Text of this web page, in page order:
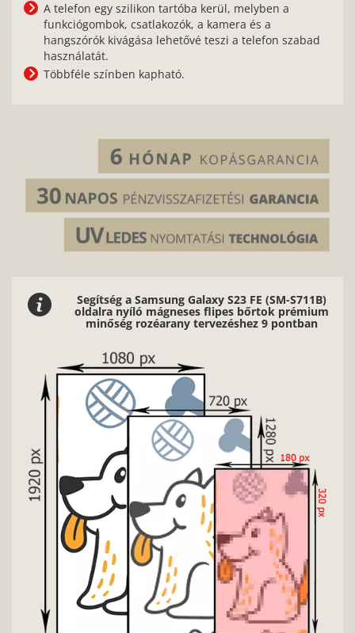
A telefon egy szilikon tartóba kerül, melyben a
funkciógombok, csatlakozók, a kamera és a
hangszórók kivágása lehetővé teszi a telefon szabad
használatát.
Többféle színben kapható.
Segítség a Samsung Galaxy S23 FE (SM-S711B)
oldalra nyíló mágneses flipes bőrtok prémium
minőség rozéarany tervezéshez 9 pontban